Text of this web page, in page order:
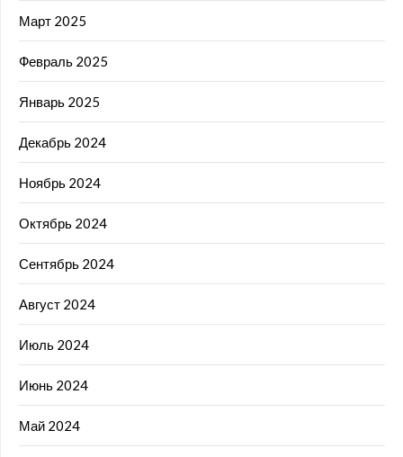
Март 2025
Февраль 2025
Январь 2025
Декабрь 2024
Ноябрь 2024
Октябрь 2024
Сентябрь 2024
Август 2024
Июль 2024
Июнь 2024
Май 2024